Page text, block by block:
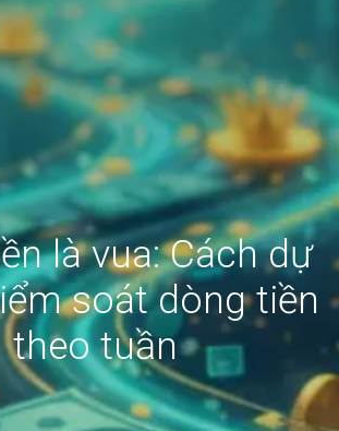
là vua: Cách dự
soát dòng tiền
theo tuần